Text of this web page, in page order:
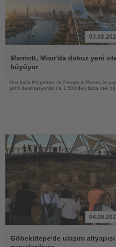
Oku
Marriott, Mısır'da dokuz yeni
büyüyor
Misr Italia Properties ve People & Places ile
şehir destinasyonlarına 1.500'den fazla otel
Oku
Göbeklitepe'de ulaşım